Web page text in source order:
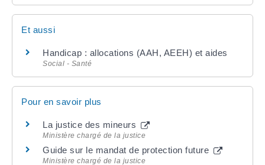
Et aussi
Handicap : allocations (AAH, AEEH) et aides
Social - Santé
Pour en savoir plus
La justice des mineurs
Ministère chargé de la justice
Guide sur le mandat de protection future
Ministère chargé de la justice